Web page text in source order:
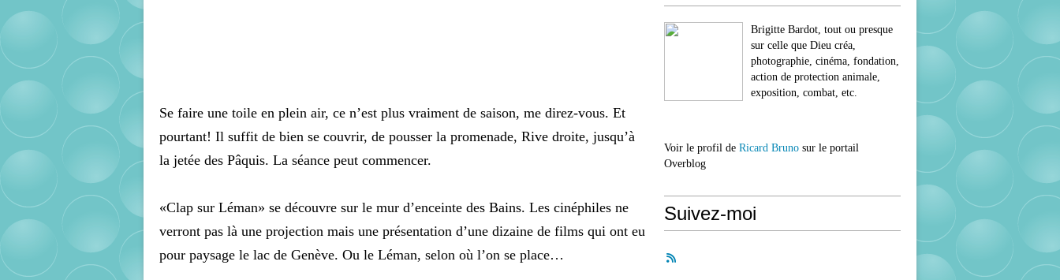
Se faire une toile en plein air, ce n’est plus vraiment de saison, me direz-vous. Et
pourtant! Il suffit de bien se couvrir, de pousser la promenade, Rive droite, jusqu’à
la jetée des Pâquis. La séance peut commencer.
«Clap sur Léman» se découvre sur le mur d’enceinte des Bains. Les cinéphiles ne
verront pas là une projection mais une présentation d’une dizaine de films qui ont eu
pour paysage le lac de Genève. Ou le Léman, selon où l’on se place…
Brigitte Bardot, tout ou presque
sur celle que Dieu créa,
photographie, cinéma, fondation,
action de protection animale,
exposition, combat, etc.
Voir le profil de Ricard Bruno sur le portail
Overblog
Suivez-moi